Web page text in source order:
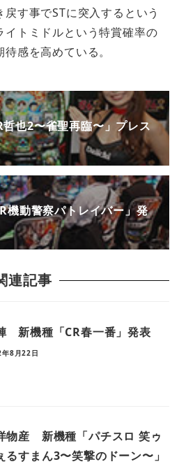
す事でSTに突入するという
トミドルという特賞確率の
感を高めている。
也2〜雀聖再臨〜」プレス
動警察パトレイバー」発
連記事
新機種「CR春一番」発表
8月22日
物産 新機種「パチスロ 笑ゥ
るすまん3〜笑撃のドーン〜」